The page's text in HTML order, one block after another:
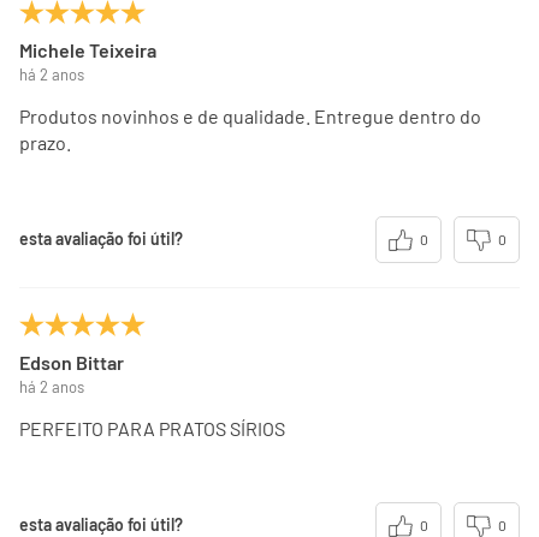
Michele Teixeira
há 2 anos
Produtos novinhos e de qualidade. Entregue dentro do
prazo.
esta avaliação foi útil? 0 0
Edson Bittar
há 2 anos
PERFEITO PARA PRATOS SÍRIOS
esta avaliação foi útil? 0 0